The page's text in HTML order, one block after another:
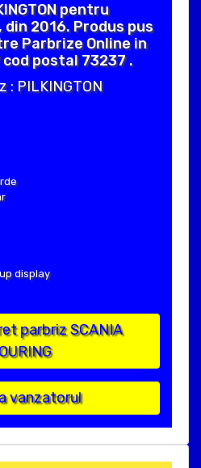
pentru
din 2016. Produs pus
Parbrize Online in
cod postal 73237 .
: PILKINGTON
display
parbriz SCANIA
vanzatorul